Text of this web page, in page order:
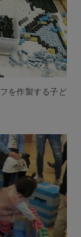
を作製する子ど